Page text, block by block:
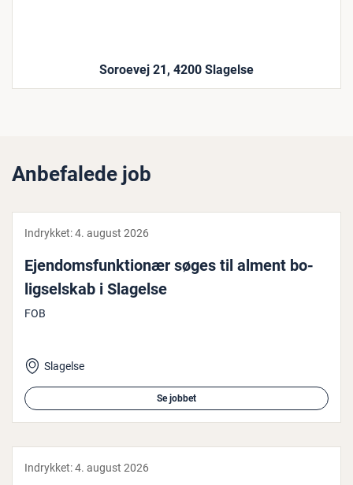
Soroevej 21, 4200 Slagelse
Anbefalede job
Indrykket:4. august 2026
Ejen­doms­funk­tio­nær søges til alment bo­
ligsel­skab i Slagelse
FOB
Slagelse
Se jobbet
Indrykket:4. august 2026